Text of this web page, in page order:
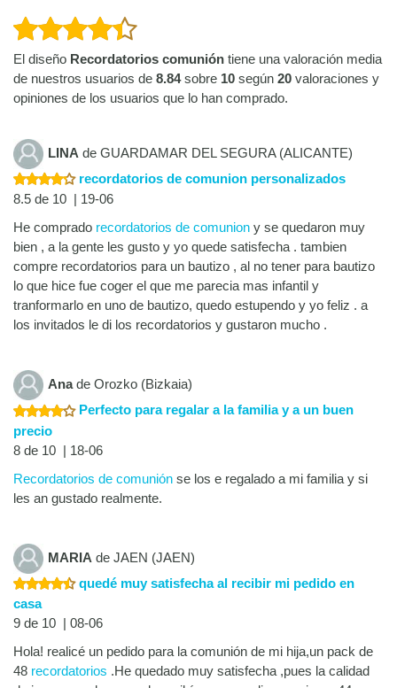
El diseño Recordatorios comunión tiene una valoración media
de nuestros usuarios de 8.84sobre 10 según 20 valoraciones y
opiniones de los usuarios que lo han comprado.
LINA de GUARDAMAR DEL SEGURA (ALICANTE)
recordatorios de comunion personalizados
8.5 de 10 | 19-06
He comprado recordatorios de comunion y se quedaron muy
bien , a la gente les gusto y yo quede satisfecha . tambien
compre recordatorios para un bautizo , al no tener para bautizo
lo que hice fue coger el que me parecia mas infantil y
tranformarlo en uno de bautizo, quedo estupendo y yo feliz . a
los invitados le di los recordatorios y gustaron mucho .
Anade Orozko (Bizkaia)
Perfecto para regalar a la familia y a un buen
precio
8 de 10 | 18-06
Recordatorios de comunión se los e regalado a mi familia y si
les an gustado realmente.
MARIA de JAEN (JAEN)
quedé muy satisfecha al recibir mi pedido en
casa
9 de 10 | 08-06
Hola! realicé un pedido para la comunión de mi hija,un pack de
48 recordatorios .He quedado muy satisfecha ,pues la calidad